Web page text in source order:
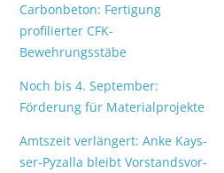
Carbonbeton: Fertigung
profilierter CFK-
Bewehrungsstäbe
Noch bis 4. September:
Förderung für Materialprojekte
Amtszeit verlängert: An­ke Kays­
ser-Py­zal­la bleibt Vor­stands­vor­